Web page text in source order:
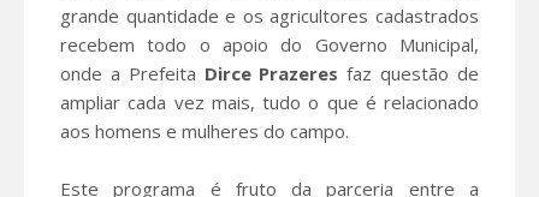
grande quantidade e os agricultores cadastrados
recebem todo o apoio do Governo Municipal,
onde a Prefeita Dirce Prazeres faz questão de
ampliar cada vez mais, tudo o que é relacionado
aos homens e mulheres do campo.
Este programa é fruto da parceria entre a